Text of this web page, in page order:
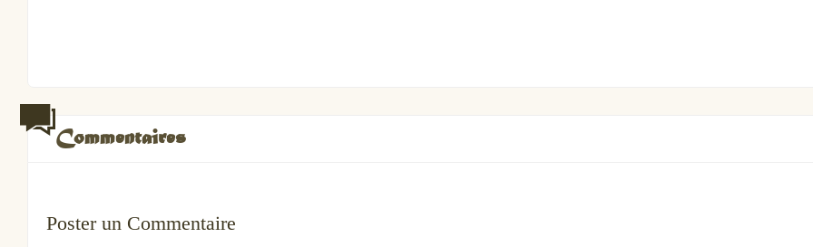
Commentaires
Poster un Commentaire